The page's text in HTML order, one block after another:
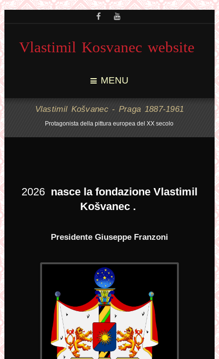
Vlastimil Kosvanec website
MENU
Vlastimil Košvanec - Praga 1887-1961
Protagonista della pittura europea del XX secolo
2026nasce la fondazione Vlastimil
Košvanec .
Presidente Giuseppe Franzoni